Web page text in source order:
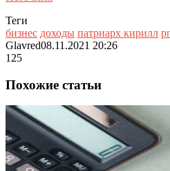
Теги
бизнес доходы патриарх кирилл
Glavred08.11.2021 20:26
125
Похожие статьи